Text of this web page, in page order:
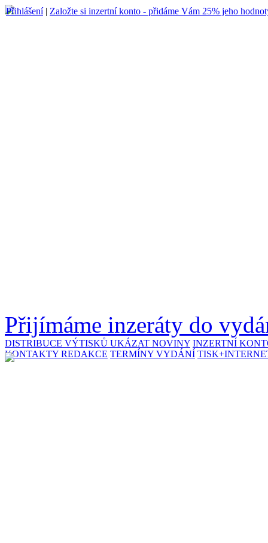
Přihlášení| Založte si inzertní konto - přidáme Vám 25% jeho
Přijímáme inzeráty do
DISTRIBUCE VÝTISKŮ UKÁZAT NOVINY INZERTNÍ
KONTAKTY REDAKCE TERMÍNY VYDÁNÍ